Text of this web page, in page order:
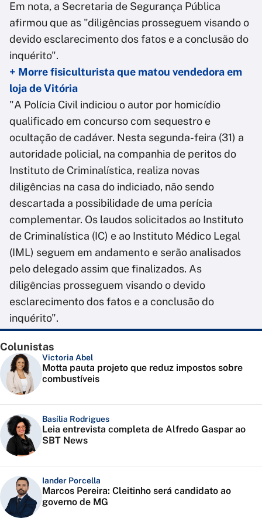
Em nota, a Secretaria de Segurança Pública
afirmou que as "diligências prosseguem visando o
devido esclarecimento dos fatos e a conclusão do
inquérito".
+ Morre fisiculturista que matou vendedora em
loja de Vitória
"A Polícia Civil indiciou o autor por homicídio
qualificado em concurso com sequestro e
ocultação de cadáver. Nesta segunda-feira (31) a
autoridade policial, na companhia de peritos do
Instituto de Criminalística, realiza novas
diligências na casa do indiciado, não sendo
descartada a possibilidade de uma perícia
complementar. Os laudos solicitados ao Instituto
de Criminalística (IC) e ao Instituto Médico Legal
(IML) seguem em andamento e serão analisados
pelo delegado assim que finalizados. As
diligências prosseguem visando o devido
esclarecimento dos fatos e a conclusão do
inquérito".
Colunistas
Victoria Abel
Motta pauta projeto que reduz impostos sobre
combustíveis
Basília Rodrigues
Leia entrevista completa de Alfredo Gaspar ao
SBT News
Iander Porcella
Marcos Pereira: Cleitinho será candidato ao
governo de MG